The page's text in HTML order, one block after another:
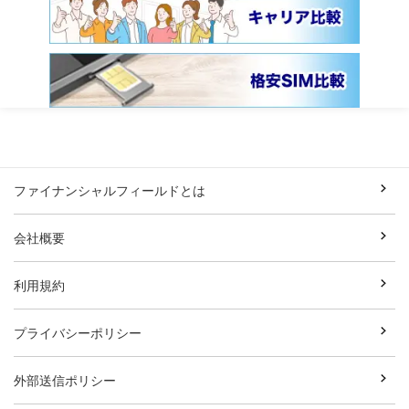
ファイナンシャルフィールドとは
会社概要
利用規約
プライバシーポリシー
外部送信ポリシー